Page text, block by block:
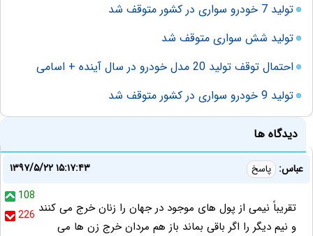
تولید 7 خودرو سواری در کشور متوقف شد
تولید شش سواری متوقف شد
احتمال توقف تولید 20 مدل خودرو در سال آینده + اسامی
تولید 9 خودرو سواری در کشور متوقف شد
دیدگاه ها
عباس: پاسخ
۱۳۹۷/۵/۲۲ ۱۵:۱۷:۴۳
108
226 ﺗﻘﺮﻳﺒﺎً ﻧﻴﻤﯽ ﺍﺯ ﭘﻮﻝ ﻫﺎﯼ ﻣﻮﺟﻮﺩ در ﺟﻬﺎﻥ ﺭﺍ ﺯﻧﺎﻥ ﺧﺮﺝ ﻣﯽ ﮐﻨﻨﺪ
و ﻧﻴﻢ ﺩﻳﮕﺮ ﺭﺍ ﺍﮔﺮ ﺑﺎﻗﯽ ﺑﻤﺎﻧﺪ باز هم ﻣﺮﺩﺍﻥ ﺧﺮﺝ ﺯﻥ ﻫﺎ ﻣﯽ